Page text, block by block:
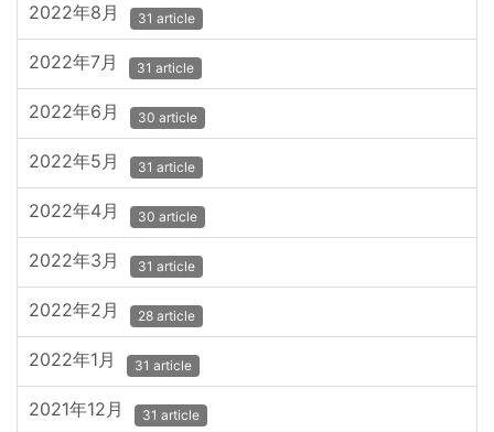
2022年8月 31 article
2022年7月 31 article
2022年6月 30 article
2022年5月 31 article
2022年4月 30 article
2022年3月 31 article
2022年2月 28 article
2022年1月 31 article
2021年12月 31 article